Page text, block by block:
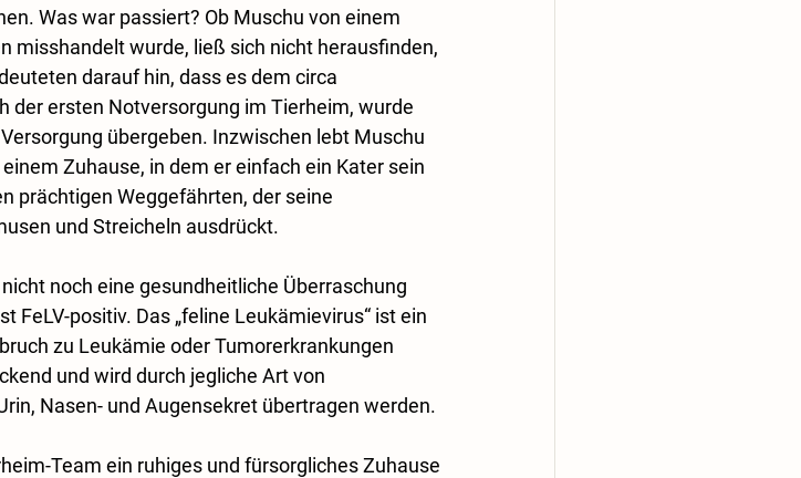
Was war passiert? Ob Muschu von einem
misshandelt wurde, ließ sich nicht herausfinden,
darauf hin, dass es dem circa
der ersten Notversorgung im Tierheim, wurde
übergeben. Inzwischen lebt Muschu
Zuhause, in dem er einfach ein Kater sein
prächtigen Weggefährten, der seine
und Streicheln ausdrückt.
noch eine gesundheitliche Überraschung
FeLV-positiv. Das „feline Leukämievirus“ ist ein
zu Leukämie oder Tumorerkrankungen
und wird durch jegliche Art von
Nasen- und Augensekret übertragen werden.
Team ein ruhiges und fürsorgliches Zuhause